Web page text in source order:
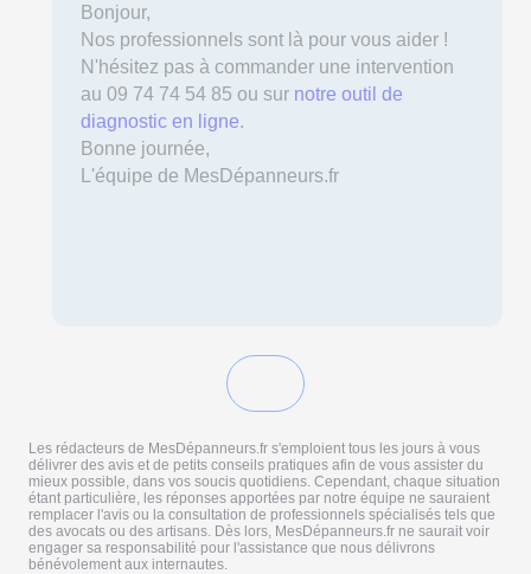
Bonjour,
Nos professionnels sont là pour vous aider !
N'hésitez pas à commander une intervention
au 09 74 74 54 85 ou sur notre outil de
diagnostic en ligne.
Bonne journée,
L'équipe de MesDépanneurs.fr
Les rédacteurs de MesDépanneurs.fr s'emploient tous les jours à vous
délivrer des avis et de petits conseils pratiques afin de vous assister du
mieux possible, dans vos soucis quotidiens. Cependant, chaque situation
étant particulière, les réponses apportées par notre équipe ne sauraient
remplacer l'avis ou la consultation de professionnels spécialisés tels que
des avocats ou des artisans. Dès lors, MesDépanneurs.fr ne saurait voir
engager sa responsabilité pour l'assistance que nous délivrons
bénévolement aux internautes.